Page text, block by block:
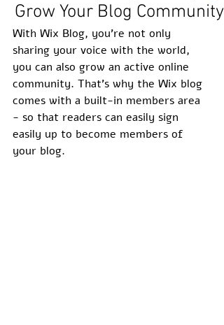
Grow Your Blog Community
With Wix Blog, you’re not only
sharing your voice with the world,
you can also grow an active online
community. That’s why the Wix blog
comes with a built-in members area
- so that readers can easily sign
easily up to become members of
your blog.